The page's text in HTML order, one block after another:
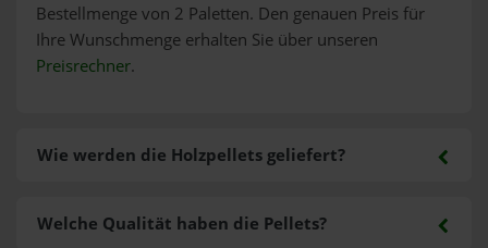
Bestellmenge von 2 Paletten. Den genauen Preis für
Ihre Wunschmenge erhalten Sie über unseren
Preisrechner.
Wie werden die Holzpellets geliefert?
Welche Qualität haben die Pellets?